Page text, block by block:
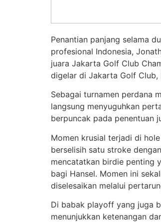
Penantian panjang selama
profesional Indonesia,
juara Jakarta Golf Club
digelar di Jakarta Golf Club,
Sebagai turnamen perdana
langsung menyuguhkan
berpuncak pada penentuan
Momen krusial terjadi di
berselisih satu stroke
mencatatkan birdie penting
bagi Hansel. Momen ini
diselesaikan melalui
Di babak playoff yang juga
menunjukkan ketenangan